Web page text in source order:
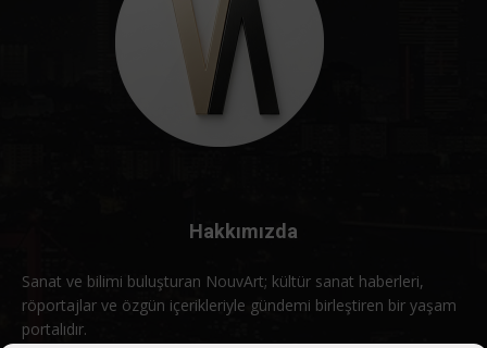
Hakkımızda
Sanat ve bilimi buluşturan NouvArt; kültür sanat haberleri,
röportajlar ve özgün içerikleriyle gündemi birleştiren bir yaşam
portalıdır.